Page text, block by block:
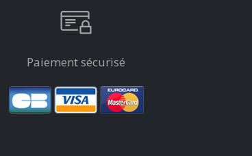
Paiement sécurisé